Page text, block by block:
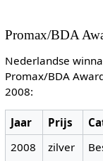
Promax/BDA
Nederlandse
Promax/BDA
2008:
Jaar Prijs
2008
zilver